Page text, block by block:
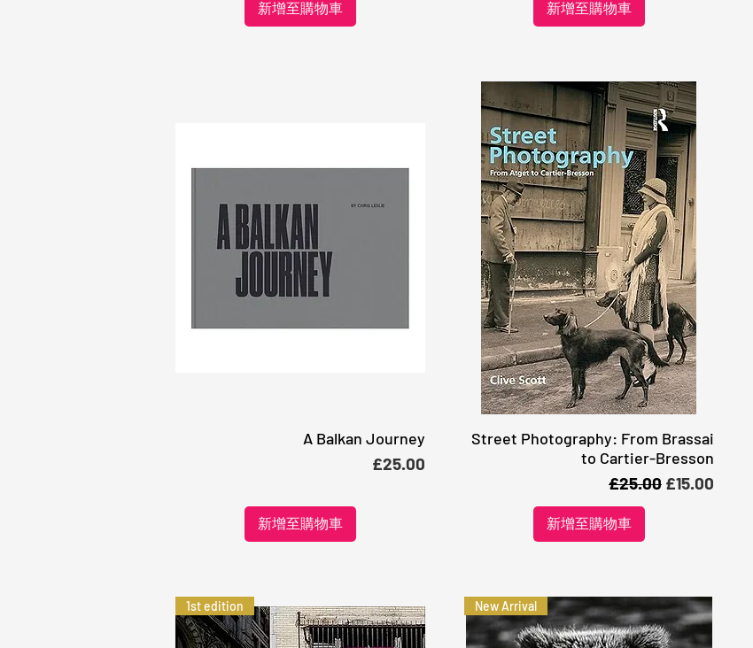
新增至購物車 新增至購物車
快速瀏覽A Balkan Journey
價格
£25.00
新增至購物車
快速瀏覽
Street Photography: From Brassai
to Cartier-Bresson
一般價格
£25.00 促銷價格
£15.00
新增至購物車
1st edition New Arrival